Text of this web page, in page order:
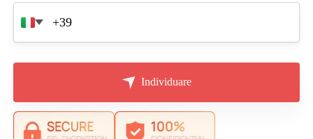
Individuare